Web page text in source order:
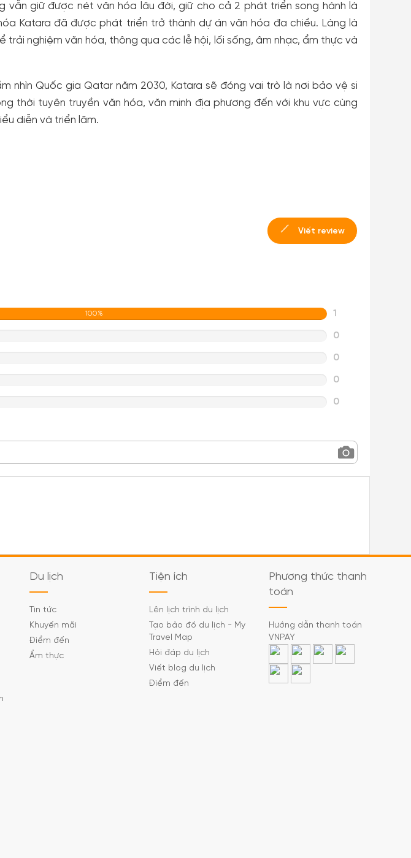
vẫn giữ được nét văn hóa lâu đời, giữ cho cả 2 phát triển song hành là
Katara đã được phát triển trở thành dự án văn hóa đa chiều. Làng là
trải nghiệm văn hóa, thông qua các lễ hội, lối sống, âm nhạc, ẩm thực và
nhìn Quốc gia Qatar năm 2030, Katara sẽ đóng vai trò là nơi bảo vệ si
thời tuyên truyền văn hóa, văn minh địa phương đến với khu vực cùng
diễn và triển lãm.
Viết review
100% 1
0
0
0
0
Du lịch
Tin tức
Khuyến mãi
Điểm đến
Ẩm thực
Tiện ích
Lên lịch trình du lịch
Tạo bảo đồ du lịch - My
Travel Map
Hỏi đáp du lịch
Viết blog du lịch
Điểm đến
Phương thức thanh
toán
Hướng dẫn thanh toán
VNPAY